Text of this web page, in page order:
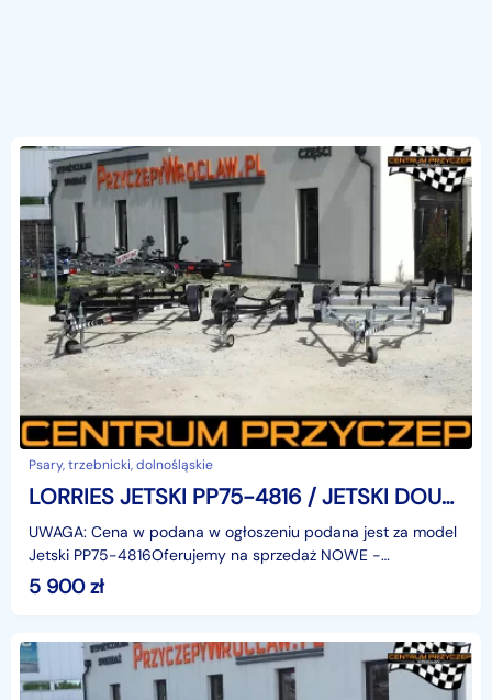
Psary, trzebnicki, dolnośląskie
LORRIES JETSKI PP75-4816 / JETSKI DOUBLE PP13-6025 / DMC: OD 750kg DO 1300 KG
UWAGA: Cena w podana w ogłoszeniu podana jest za model
Jetski PP75-4816Oferujemy na sprzedaż NOWE -
LAKIEROWANE PROSZKOWO - przyczepy do transportu
skuterów wod
5 900zł